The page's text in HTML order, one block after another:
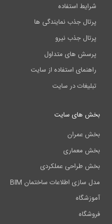
شرایط استفاده
پرتال جذب نمایندگی ها
پرتال جذب نیرو
پرسش های متداول
راهنمای استفاده از سایت
تبلیغات در سایت
بخش های سایت
بخش عمران
بخش معماری
بخش طراحی عملکردی
مدل سازی اطلاعات ساختمان BIM
آموزشگاه
فروشگاه